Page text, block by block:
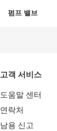
펌프 밸브
고객 서비스
도움말 센터
연락처
남용 신고